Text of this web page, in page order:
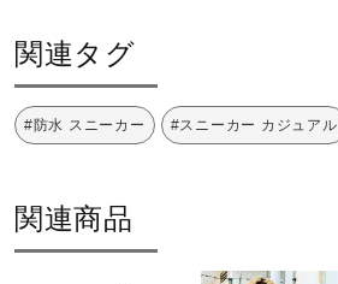
2E相当（ノーマル）の方向け
材料：
関連タグ
#防水 スニーカー #スニーカー カジュアル
関連商品